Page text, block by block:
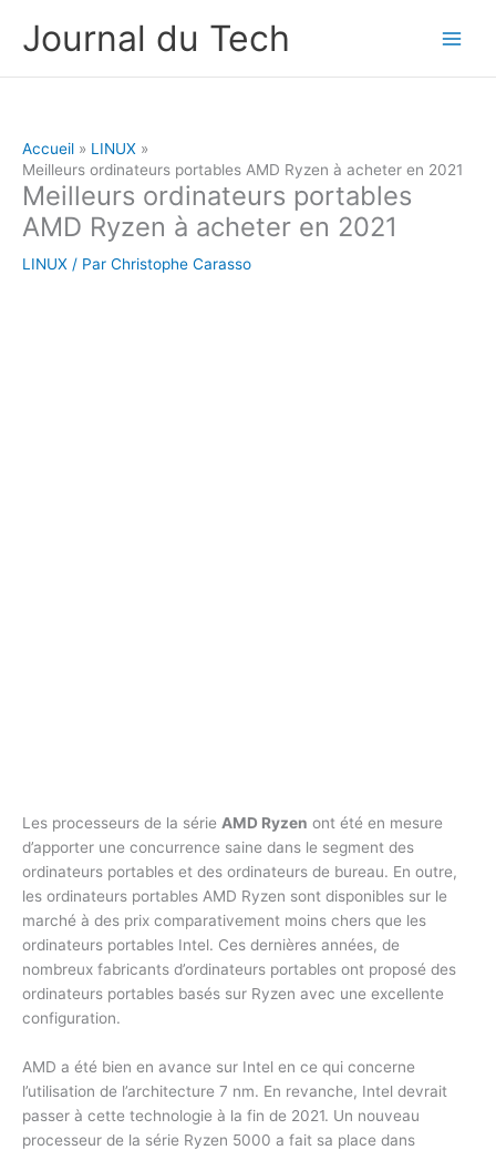
Journal du Tech
Accueil
LINUX
Meilleurs ordinateurs portables AMD Ryzen à acheter en 2021
Meilleurs ordinateurs portables
AMD Ryzen à acheter en 2021
LINUX / Par Christophe Carasso
Les processeurs de la série AMD Ryzen ont été en mesure
d’apporter une concurrence saine dans le segment des
ordinateurs portables et des ordinateurs de bureau. En outre,
les ordinateurs portables AMD Ryzen sont disponibles sur le
marché à des prix comparativement moins chers que les
ordinateurs portables Intel. Ces dernières années, de
nombreux fabricants d’ordinateurs portables ont proposé des
ordinateurs portables basés sur Ryzen avec une excellente
configuration.
AMD a été bien en avance sur Intel en ce qui concerne
l’utilisation de l’architecture 7 nm. En revanche, Intel devrait
passer à cette technologie à la fin de 2021. Un nouveau
processeur de la série Ryzen 5000 a fait sa place dans